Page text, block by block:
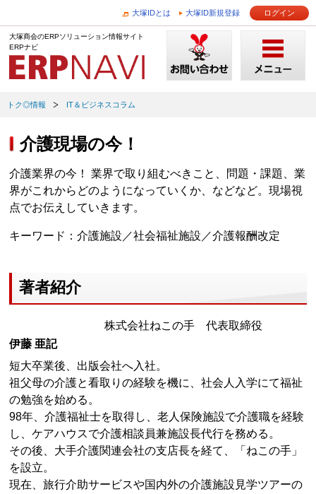
大塚IDとは 大塚ID新規登録 ログイン
大塚商会のERPソリューション情報サイト
ERPナビ
トク◎情報 IT＆ビジネスコラム
介護現場の今！
介護業界の今！ 業界で取り組むべきこと、問題・課題、業
界がこれからどのようになっていくか、などなど。現場視
点でお伝えしていきます。
キーワード：介護施設／社会福祉施設／介護報酬改定
著者紹介
株式会社ねこの手 代表取締役
伊藤 亜記
短大卒業後、出版会社へ入社。
祖父母の介護と看取りの経験を機に、社会人入学にて福祉
の勉強を始める。
98年、介護福祉士を取得し、老人保険施設で介護職を経験
し、ケアハウスで介護相談員兼施設長代行を務める。
その後、大手介護関連会社の支店長を経て、「ねこの手」
を設立。
現在、旅行介助サービスや国内外の介護施設見学ツアーの